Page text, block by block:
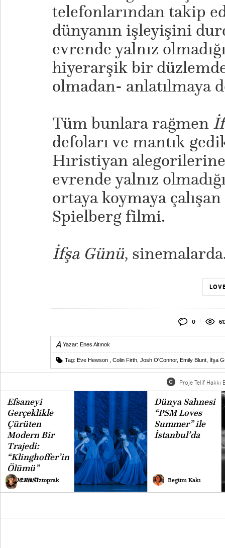
telefonlarından takip
dünyanın işleyişini
evrende yalnız
hiyerarşik bir
olmadan- anlatılmaya
Tüm bunlara rağmen
defoları ve mantık
Hıristiyan
evrende yalnız
ortaya koymaya
Spielberg filmi.
İfşa Günü,
0
Yazar: Enes Altınok
Tag: Eve Hewson Colin Firth Josh O'Connor, Emily Blunt İfşa
Proje Telif Hakkı
Efsaneyi
Gerçeklikle
Çürüten
Modern Bir
Trajedi:
“Klinghoffer’in
Ölümü”
Operası
Lara Öztoprak
Dünya Sahnesi
“PSM Loves
Summer” ile
İstanbul’da
Begüm Kakı